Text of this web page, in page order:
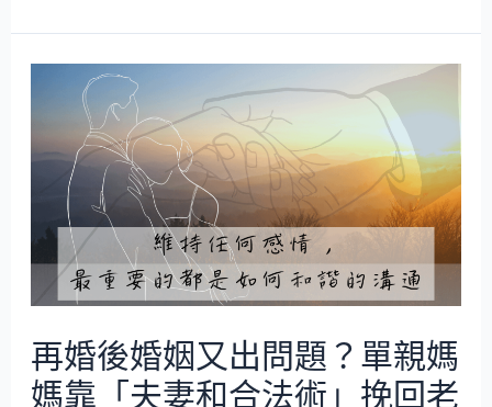
再婚後婚姻又出問題？單親媽
媽靠「夫妻和合法術」挽回老